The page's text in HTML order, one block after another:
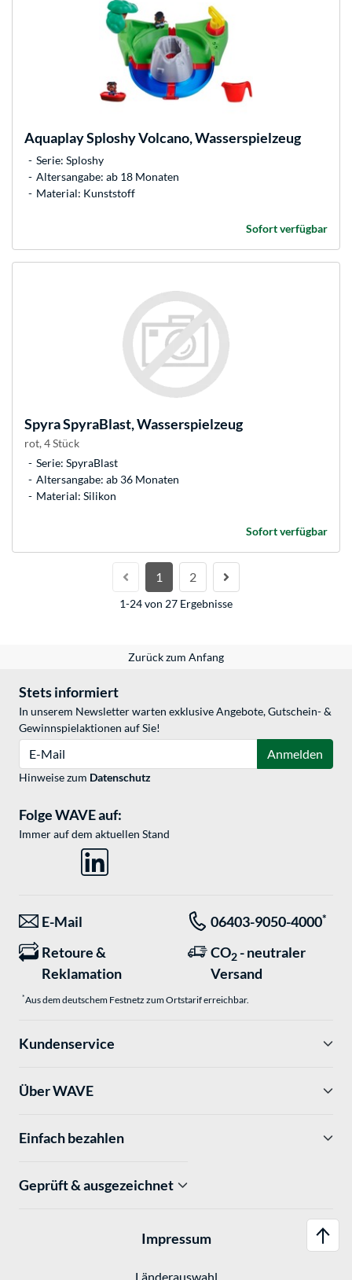
AquaplaySploshy Volcano, Wasserspielzeug
Serie: Sploshy
Altersangabe: ab 18 Monaten
Material: Kunststoff
Sofort verfügbar
SpyraSpyraBlast, Wasserspielzeug
rot, 4 Stück
Serie: SpyraBlast
Altersangabe: ab 36 Monaten
Material: Silikon
Sofort verfügbar
1 2
1-24 von 27 Ergebnisse
Zurück zum Anfang
Stets informiert
In unserem Newsletter warten exklusive Angebote, Gutschein- &
Gewinnspielaktionen auf Sie!
Anmelden
Hinweise zum Datenschutz
Folge WAVE auf:
Immer auf dem aktuellen Stand
E-Mail 06403-9050-4000*
Retoure &
Reklamation
CO2 - neutraler
Versand
*Aus dem deutschem Festnetz zum Ortstarif erreichbar.
Kundenservice
Über WAVE
Einfach bezahlen
Geprüft & ausgezeichnet
Impressum
Länderauswahl